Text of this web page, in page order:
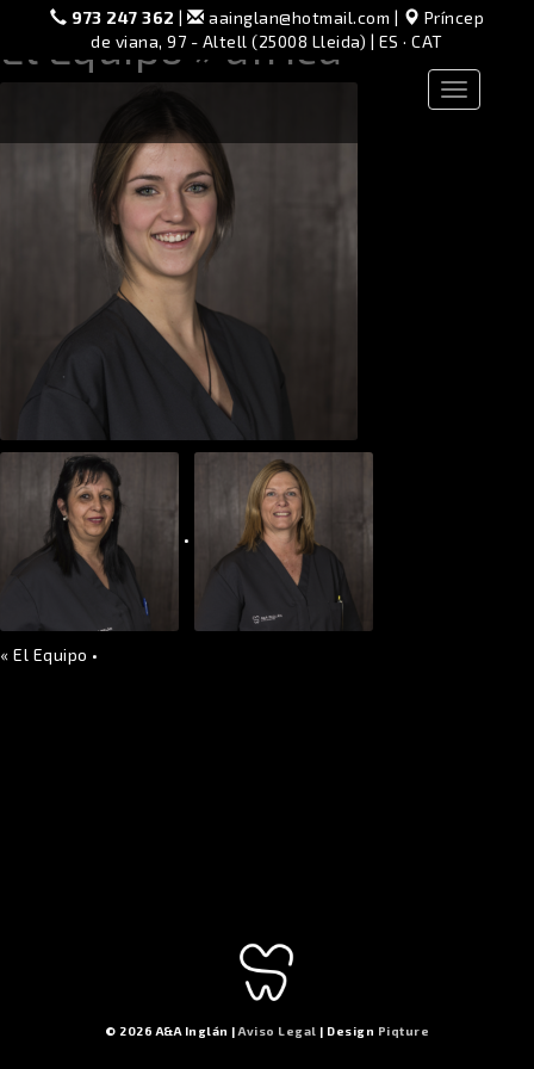
973 247 362 | aainglan@hotmail.com |
Príncep
de viana, 97 - Altell (25008 Lleida) | ES ·CAT
Toggle
navigation
El Equipo» africa
•
« El Equipo •
© 2026 A&A Inglán | Aviso Legal | Design Piqture